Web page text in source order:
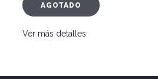
AGOTADO
Ver más detalles